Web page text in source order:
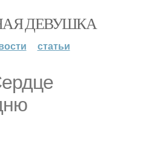
ДЕВУШКА
статьи